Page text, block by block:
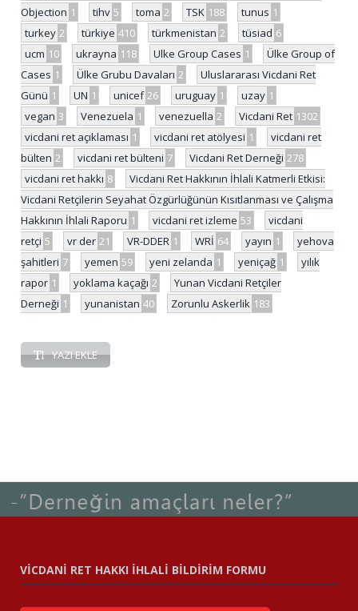
Objection 1 tihv 5 toma 2 TSK 188 tunus 1
turkey 2 türkiye 410 türkmenistan 2 tüsiad 6
ucm 10 ukrayna 118 Ulke Group Cases 1
Ülke Group of
Cases 1 Ülke Grubu Davaları 2
Uluslararası Vicdani Ret
Günü 1 UN 1 unicef 26 uruguay 1 uzay 1
vegan 3 Venezuela 1 venezuella 2 Vicdani Ret 1302
vicdani ret açıklaması 1 vicdani ret atölyesi 1
vicdani ret
bülten 2 vicdani ret bülteni 7 Vicdani Ret Derneği 278
vicdani ret hakkı 8
Vicdani Ret Hakkının İhlali Katmerli Etkisi:
Vicdani Retçilerin Seyahat Özgürlüğünün Kısıtlanması ve Çalışma
Hakkının İhlali Raporu 1 vicdani ret izleme 53
vicdani
retçi 5 vr der 21 VR-DDER 1 WRİ 64 yayın 1
yehova
şahitleri 7 yemen 59 yeni zelanda 1 yeniçağ 1
yılık
rapor 1 yoklama kaçağı 2
Yunan Vicdani Retçiler
Derneği 1 yunanistan 40 Zorunlu Askerlik 183
YAZI EKLE
VİCDANİ RET HAKKI İHLALİ BİLDİRİM FORMU